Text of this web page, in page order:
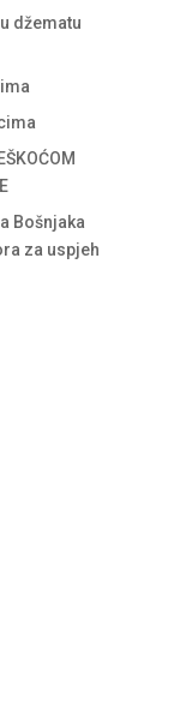
džematu
Bošnjaka
za uspjeh